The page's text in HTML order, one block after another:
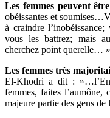
Les femmes peuvent
obéissantes et
à craindre
vous les battrez; mais
cherchez point querelle… »
Les femmes très
El-Khodri a dit :
femmes, faites
majeure partie des gens